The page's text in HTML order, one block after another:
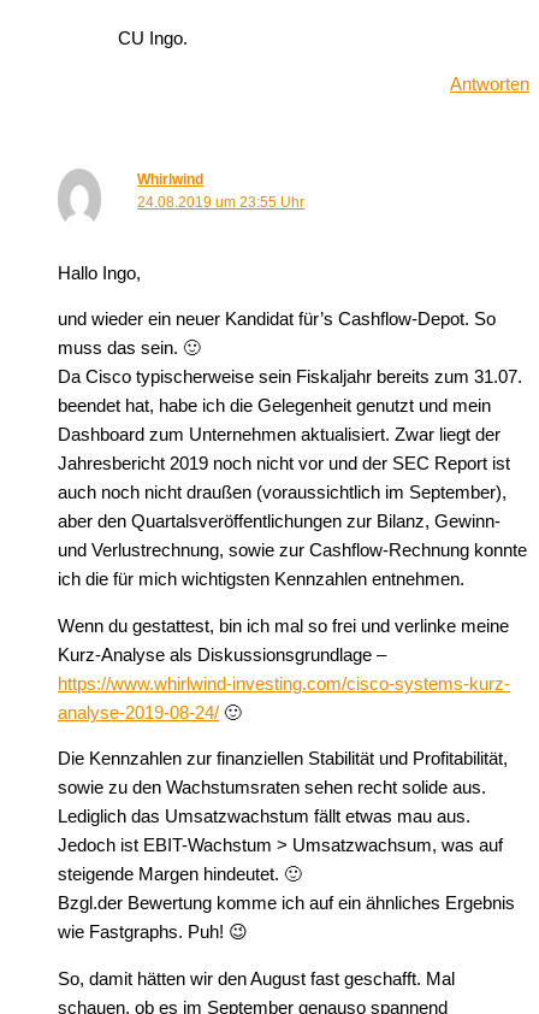
CU Ingo.
Antworten
Whirlwind
24.08.2019 um 23:55 Uhr
Hallo Ingo,
und wieder ein neuer Kandidat für’s Cashflow-Depot. So
muss das sein. 🙂
Da Cisco typischerweise sein Fiskaljahr bereits zum 31.07.
beendet hat, habe ich die Gelegenheit genutzt und mein
Dashboard zum Unternehmen aktualisiert. Zwar liegt der
Jahresbericht 2019 noch nicht vor und der SEC Report ist
auch noch nicht draußen (voraussichtlich im September),
aber den Quartalsveröffentlichungen zur Bilanz, Gewinn-
und Verlustrechnung, sowie zur Cashflow-Rechnung konnte
ich die für mich wichtigsten Kennzahlen entnehmen.
Wenn du gestattest, bin ich mal so frei und verlinke meine
Kurz-Analyse als Diskussionsgrundlage –
https://www.whirlwind-investing.com/cisco-systems-kurz-
analyse-2019-08-24/ 🙂
Die Kennzahlen zur finanziellen Stabilität und Profitabilität,
sowie zu den Wachstumsraten sehen recht solide aus.
Lediglich das Umsatzwachstum fällt etwas mau aus.
Jedoch ist EBIT-Wachstum > Umsatzwachsum, was auf
steigende Margen hindeutet. 🙂
Bzgl.der Bewertung komme ich auf ein ähnliches Ergebnis
wie Fastgraphs. Puh! 😉
So, damit hätten wir den August fast geschafft. Mal
schauen, ob es im September genauso spannend